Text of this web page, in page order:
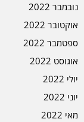
נובמבר 2022
אוקטובר 2022
ספטמבר 2022
אוגוסט 2022
יולי 2022
יוני 2022
מאי 2022